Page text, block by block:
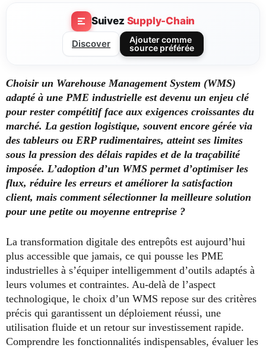
Suivez Supply-Chain
Discover
Ajouter comme
source préférée
Choisir un Warehouse Management System (WMS)
adapté à une PME industrielle est devenu un enjeu clé
pour rester compétitif face aux exigences croissantes du
marché. La gestion logistique, souvent encore gérée via
des tableurs ou ERP rudimentaires, atteint ses limites
sous la pression des délais rapides et de la traçabilité
imposée. L’adoption d’un WMS permet d’optimiser les
flux, réduire les erreurs et améliorer la satisfaction
client, mais comment sélectionner la meilleure solution
pour une petite ou moyenne entreprise ?
La transformation digitale des entrepôts est aujourd’hui
plus accessible que jamais, ce qui pousse les PME
industrielles à s’équiper intelligemment d’outils adaptés à
leurs volumes et contraintes. Au-delà de l’aspect
technologique, le choix d’un WMS repose sur des critères
précis qui garantissent un déploiement réussi, une
utilisation fluide et un retour sur investissement rapide.
Comprendre les fonctionnalités indispensables, évaluer les